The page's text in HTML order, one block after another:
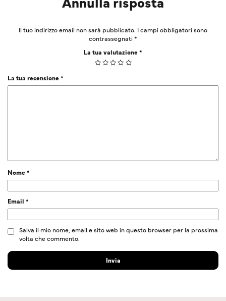
Il tuo indirizzo email non sarà pubblicato. I campi obbligatori sono
contrassegnati*
La tua valutazione*
La tua recensione*
Nome*
Email *
Salva il mio nome, email e sito web in questo browser per la prossima
volta che commento.